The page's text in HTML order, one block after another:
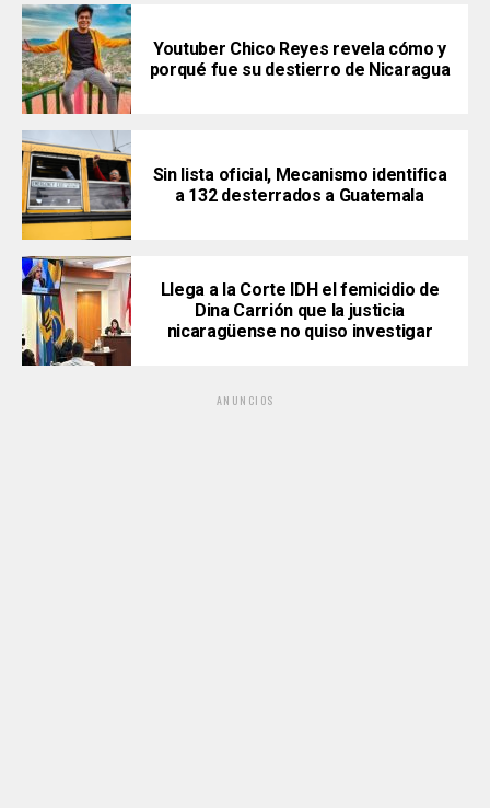
Youtuber Chico Reyes revela cómo y
porqué fue su destierro de Nicaragua
Sin lista oficial, Mecanismo identifica
a 132 desterrados a Guatemala
Llega a la Corte IDH el femicidio de
Dina Carrión que la justicia
nicaragüense no quiso investigar
ANUNCIOS